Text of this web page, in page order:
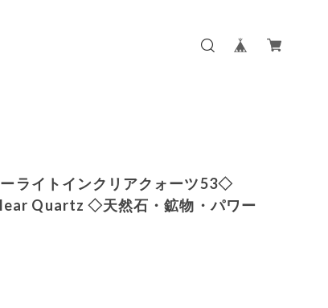
ライトインクリアクォーツ53◇
Quartz ◇天然石・鉱物・パワー